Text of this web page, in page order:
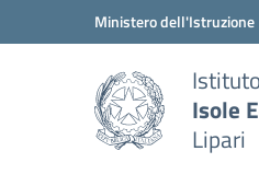
Vai ai contenuti
Vai al menu di navigazione
Ministero dell'Istruzione
Isole
Lipari